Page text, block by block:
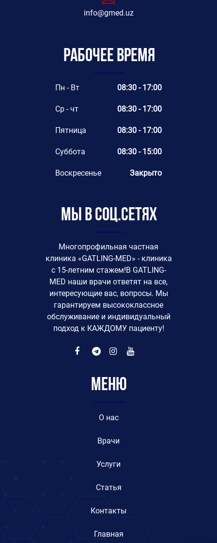
info@gmed.uz
Рабочее время
Пн - Вт 08:30 - 17:00
Ср - чт 08:30 - 17:00
Пятница 08:30 - 17:00
Суббота 08:30 - 15:00
Воскресенье Закрыто
Мы в соц.сетях
Многопрофильная частная
клиника «GATLING-MED» - клиника
с 15-летним стажем!В GATLING-
MED наши врачи ответят на все,
интересующие вас, вопросы. Мы
гарантируем высококлассное
обслуживание и индивидуальный
подход к КАЖДОМУ пациенту!
Меню
O нас
Врачи
Услуги
Статья
Контакты
Главная